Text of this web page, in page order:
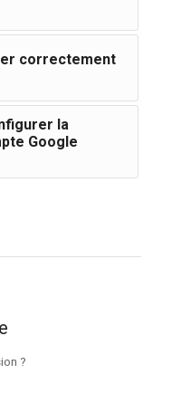
correctement
la
Google
?